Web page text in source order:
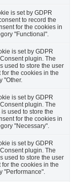
is set by GDPR
to record the
for the cookies in
"Functional".
is set by GDPR
plugin. The
used to store the user
for the cookies in the
"Other.
is set by GDPR
plugin. The
used to store the
for the cookies in
"Necessary".
is set by GDPR
plugin. The
used to store the user
for the cookies in the
"Performance".